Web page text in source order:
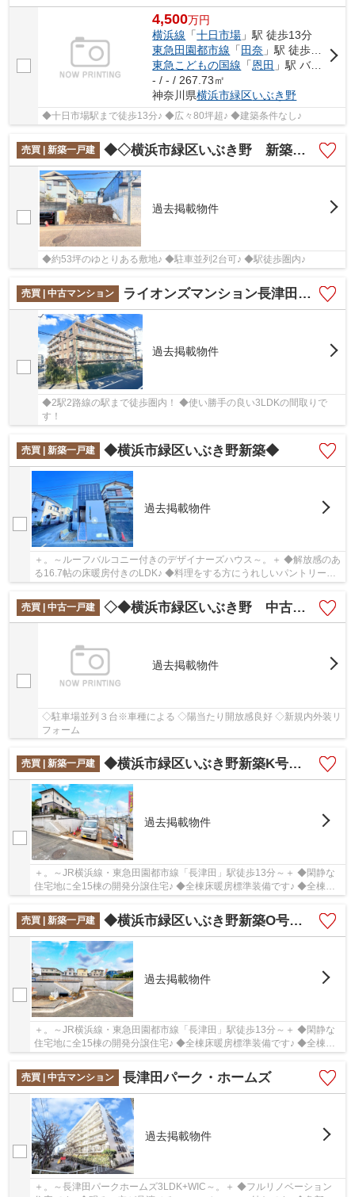
4,500万円
横浜線 「十日市場 」駅 徒歩13分
東急田園都市線 「 田奈 」駅 徒歩18分
東急こどもの国線 「恩田 」駅 バス10分 「稲荷前（横浜市青葉区）」 停歩8分
- / - / 267.73㎡
神奈川県横浜市緑区いぶき野
◆十日市場駅まで徒歩13分♪ ◆広々80坪超♪ ◆建築条件なし♪
売買 | 新築一戸建 ◆◇横浜市緑区いぶき野 新築◇◆
過去掲載物件
◆約53坪のゆとりある敷地♪ ◆駐車並列2台可♪ ◆駅徒歩圏内♪
売買 | 中古マンション ライオンズマンション長津田第2
過去掲載物件
◆2駅2路線の駅まで徒歩圏内！ ◆使い勝手の良い3LDKの間取りで
す！
売買 | 新築一戸建 ◆横浜市緑区いぶき野新築◆
過去掲載物件
＋。～ルーフバルコニー付きのデザイナーズハウス～。＋ ◆解放感のあ
る16.7帖の床暖房付きのLDK♪ ◆料理をする方にうれしいパントリー付
き♪ ◆浴室テレビ付きです♪
売買 | 中古一戸建
◇◆横浜市緑区いぶき野 中古一戸建て◆◇
過去掲載物件
◇駐車場並列３台※車種による ◇陽当たり開放感良好 ◇新規内外装リ
フォーム
売買 | 新築一戸建 ◆横浜市緑区いぶき野新築K号棟◆
過去掲載物件
＋。～JR横浜線・東急田園都市線「長津田」駅徒歩13分～＋ ◆閑静な
住宅地に全15棟の開発分譲住宅♪ ◆全棟床暖房標準装備です♪ ◆全棟土
売買 | 新築一戸建
◆横浜市緑区いぶき野新築O号棟◆
過去掲載物件
＋。～JR横浜線・東急田園都市線「長津田」駅徒歩13分～＋ ◆閑静な
住宅地に全15棟の開発分譲住宅♪ ◆全棟床暖房標準装備です♪ ◆全棟土
売買 | 中古マンション
長津田パーク・ホームズ
過去掲載物件
＋。～長津田パークホームズ3LDK+WIC～。＋ ◆フルリノベーション